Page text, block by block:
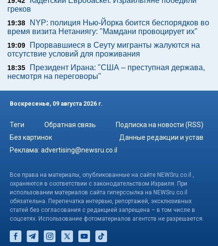
греков
19:38
NYP: полиция Нью-Йорка боится беспорядков во
время визита Нетаниягу: "Мамдани провоцирует их"
19:09
Прорвавшиеся в Сеуту мигранты жалуются на
отсутствие условий для проживания
18:35
Президент Ирана: "США – преступная держава,
несмотря на переговоры"
Воскресенье, 09 августа 2026 г.
Теги Обратная связь
Подписка на новости (RSS)
Без картинок
Данные редакции и устав
Реклама: advertising@newsru.co.il
Все права на материалы, опубликованные на сайте NEWSru.co.il ,
охраняются в соответствии с законодательством Израиля. При
использовании материалов сайта гиперссылка на NEWSru.co.il
обязательна. Перепечатка интервью, репортажей, эксклюзивных
статей без согласования с редакцией запрещена – в том числе в
соцсетях. Использование фотоматериалов агентств не разрешается.